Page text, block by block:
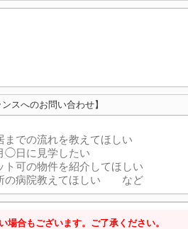
ンスへのお問い合わせ】
合もございます。ご了承ください。